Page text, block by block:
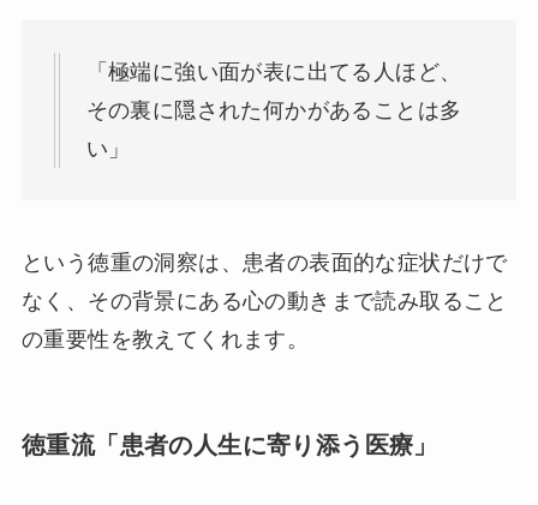
「極端に強い面が表に出てる人ほど、
その裏に隠された何かがあることは多
い」
という徳重の洞察は、患者の表面的な症状だけで
なく、その背景にある心の動きまで読み取ること
の重要性を教えてくれます。
徳重流「患者の人生に寄り添う医療」